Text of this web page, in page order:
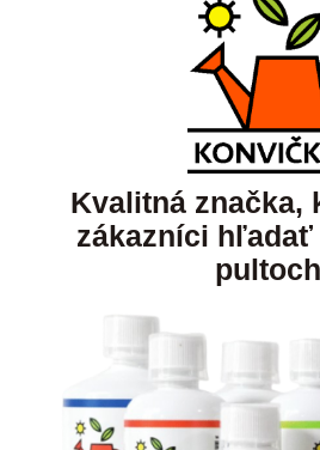
Kvalitná značka,
zákazníci hľadať
pultoch